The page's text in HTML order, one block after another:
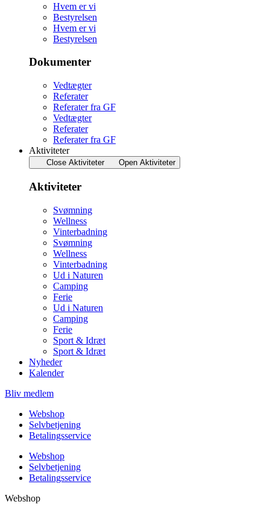
Hvem er vi
Bestyrelsen
Hvem er vi
Bestyrelsen
Dokumenter
Vedtægter
Referater
Referater fra GF
Vedtægter
Referater
Referater fra GF
Aktiviteter
Close Aktiviteter Open Aktiviteter
Aktiviteter
Svømning
Wellness
Vinterbadning
Svømning
Wellness
Vinterbadning
Ud i Naturen
Camping
Ferie
Ud i Naturen
Camping
Ferie
Sport & Idræt
Sport & Idræt
Nyheder
Kalender
Bliv medlem
Webshop
Selvbetjening
Betalingsservice
Webshop
Selvbetjening
Betalingsservice
Webshop